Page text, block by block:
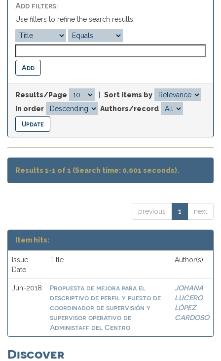
Add filters:
Use filters to refine the search results.
Results/Page
Sort items by
In order
Authors/record
Results 1-1 of 1 (Search time: 0.001 seconds).
previous 1 next
Item hits:
Issue
Date
Title Author(s)
Jun-2018
Propuesta de mejora para el
descriptivo de perfil y puesto de
coordinador de supervisión y
supervisor operativo de
Administaff del Centro
JOHANA
LUCERO
LÓPEZ
CARDOSO
Discover